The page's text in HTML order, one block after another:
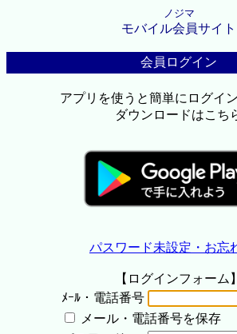
ノジマ
モバイル会員サイト
会員ログイン
アプリを使うと簡単にログイ
ダウンロードはこち
パスワード未設定・お忘
【ログインフォーム】
ﾒｰﾙ・電話番号
メール・電話番号を保存